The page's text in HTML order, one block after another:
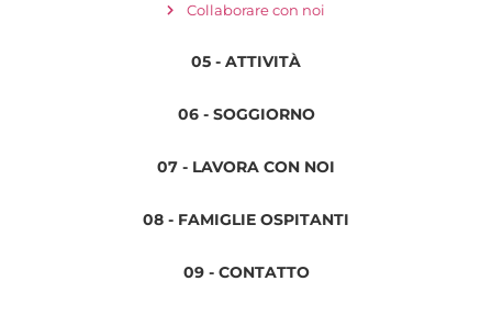
Collaborare con noi
05 - ATTIVITÀ
06 - SOGGIORNO
07 - LAVORA CON NOI
08 - FAMIGLIE OSPITANTI
09 - CONTATTO